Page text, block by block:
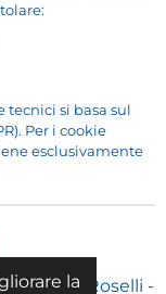
la
si basa sul
Per i cookie
esclusivamente
Roselli -